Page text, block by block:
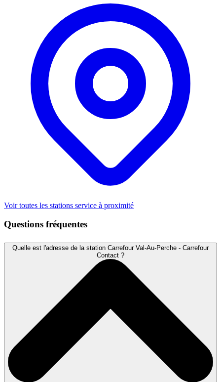
Voir toutes les stations service à proximité
Questions fréquentes
Quelle est l'adresse de la station Carrefour Val-Au-Perche - Carrefour
Contact ?